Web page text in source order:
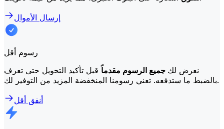
إرسال الأموال
رسوم أقل
نعرض لك جميع الرسوم مقدماًقبل تأكيد التحويل حتى تعرف
بالضبط ما ستدفعه. تعني رسومنا المنخفضة المزيد من التوفير لك.
أنفق أقل